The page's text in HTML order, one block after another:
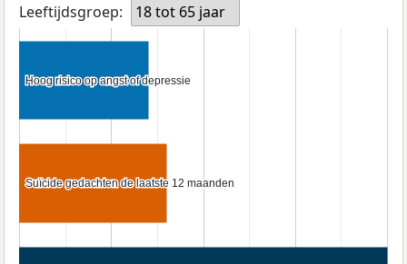
Leeftijdsgroep:
18 tot 65 jaar
Hoog risico op angst of depressie
Hoog risico op angst of depressie
Suïcide gedachten de laatste 12 maanden
Suïcide gedachten de laatste 12 maanden